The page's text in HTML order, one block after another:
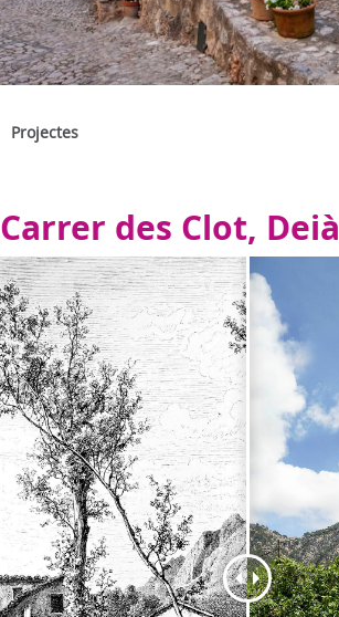
Projectes
Carrer des Clot, Deià